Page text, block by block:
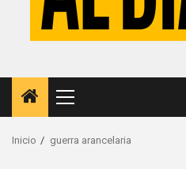
Menú
principal
Inicio guerra arancelaria